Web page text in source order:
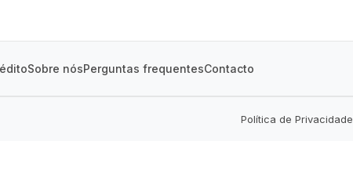
Sobre nósPerguntas frequentesContacto
Política de Privacidade